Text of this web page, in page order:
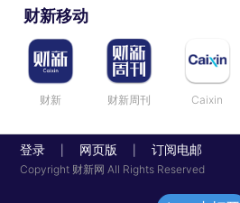
财新移动
财新 财新周刊 Caixin
登录 网页版 订阅电邮
Copyright 财新网 All Rights Reserved